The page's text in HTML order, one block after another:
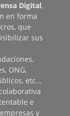
Digital,
en forma
que
sus
ONG,
etc…
e
y